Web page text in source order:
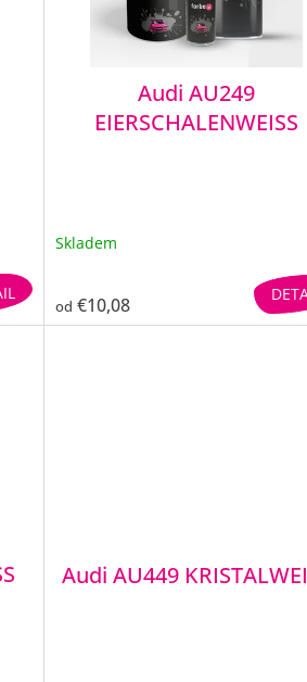
Audi AU249
EIERSCHALENWEISS
Skladem
od €10,08
Audi AU449